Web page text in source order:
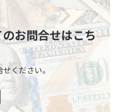
お問合せはこち
ください。